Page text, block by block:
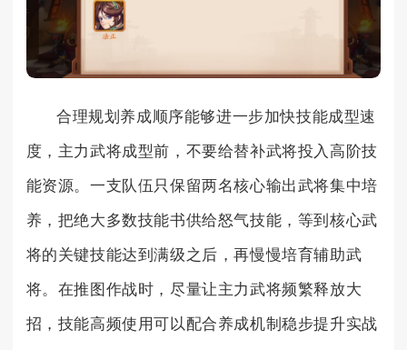
合理规划养成顺序能够进一步加快技能成型速
度，主力武将成型前，不要给替补武将投入高阶技
能资源。一支队伍只保留两名核心输出武将集中培
养，把绝大多数技能书供给怒气技能，等到核心武
将的关键技能达到满级之后，再慢慢培育辅助武
将。在推图作战时，尽量让主力武将频繁释放大
招，技能高频使用可以配合养成机制稳步提升实战